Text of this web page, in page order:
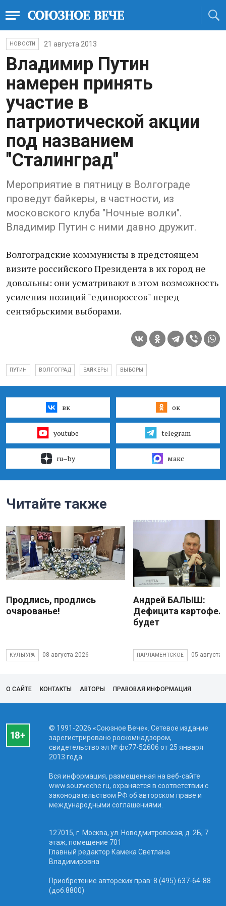
НОВОСТИ 21 августа 2013
Владимир Путин
намерен принять
участие в
патриотической акции
под названием
"Сталинград"
Мероприятие в пятницу в Волгограде
проведут байкеры, в частности, из
московского клуба "Ночные волки".
Владимир Путин с ними давно дружит.
Волгоградские коммунисты в предстоящем
визите российского Президента в их город не
довольны: они усматривают в этом возможность
усиления позиций "единороссов" перед
сентябрьскими выборами.
ПУТИН ВОЛГОГРАД БАЙКЕРЫ ВЫБОРЫ
вк ок
youtube telegram
ru–by макс
Читайте также
Продлись, продлись
очарованье!
КУЛЬТУРА 08 августа 2026
Андрей БАЛЫШ:
Дефицита
будет
ПАРЛАМЕНТСКОЕ 05 августа
О САЙТЕ КОНТАКТЫ АВТОРЫ ПРАВОВАЯ ИНФОРМАЦИЯ
© 1991-2026 «Союзное Вече». Сетевое издание
зарегистрировано роскомнадзором,
свидетельство эл № фc77-52606 от 25 января
2013 года.
Вся информация, размещенная на веб-сайте
www.souzveche.ru, охраняется в соответствии с
законодательством РФ об авторском праве и
международными соглашениями.
127015, г. Москва, ул. Новодмитровская, д. 2Б, 7
этаж, помещение 701
Главный редактор Камека Светлана
Владимировна
Приобретение авторских прав: 8 (495) 637-64-88
(доб.8800)